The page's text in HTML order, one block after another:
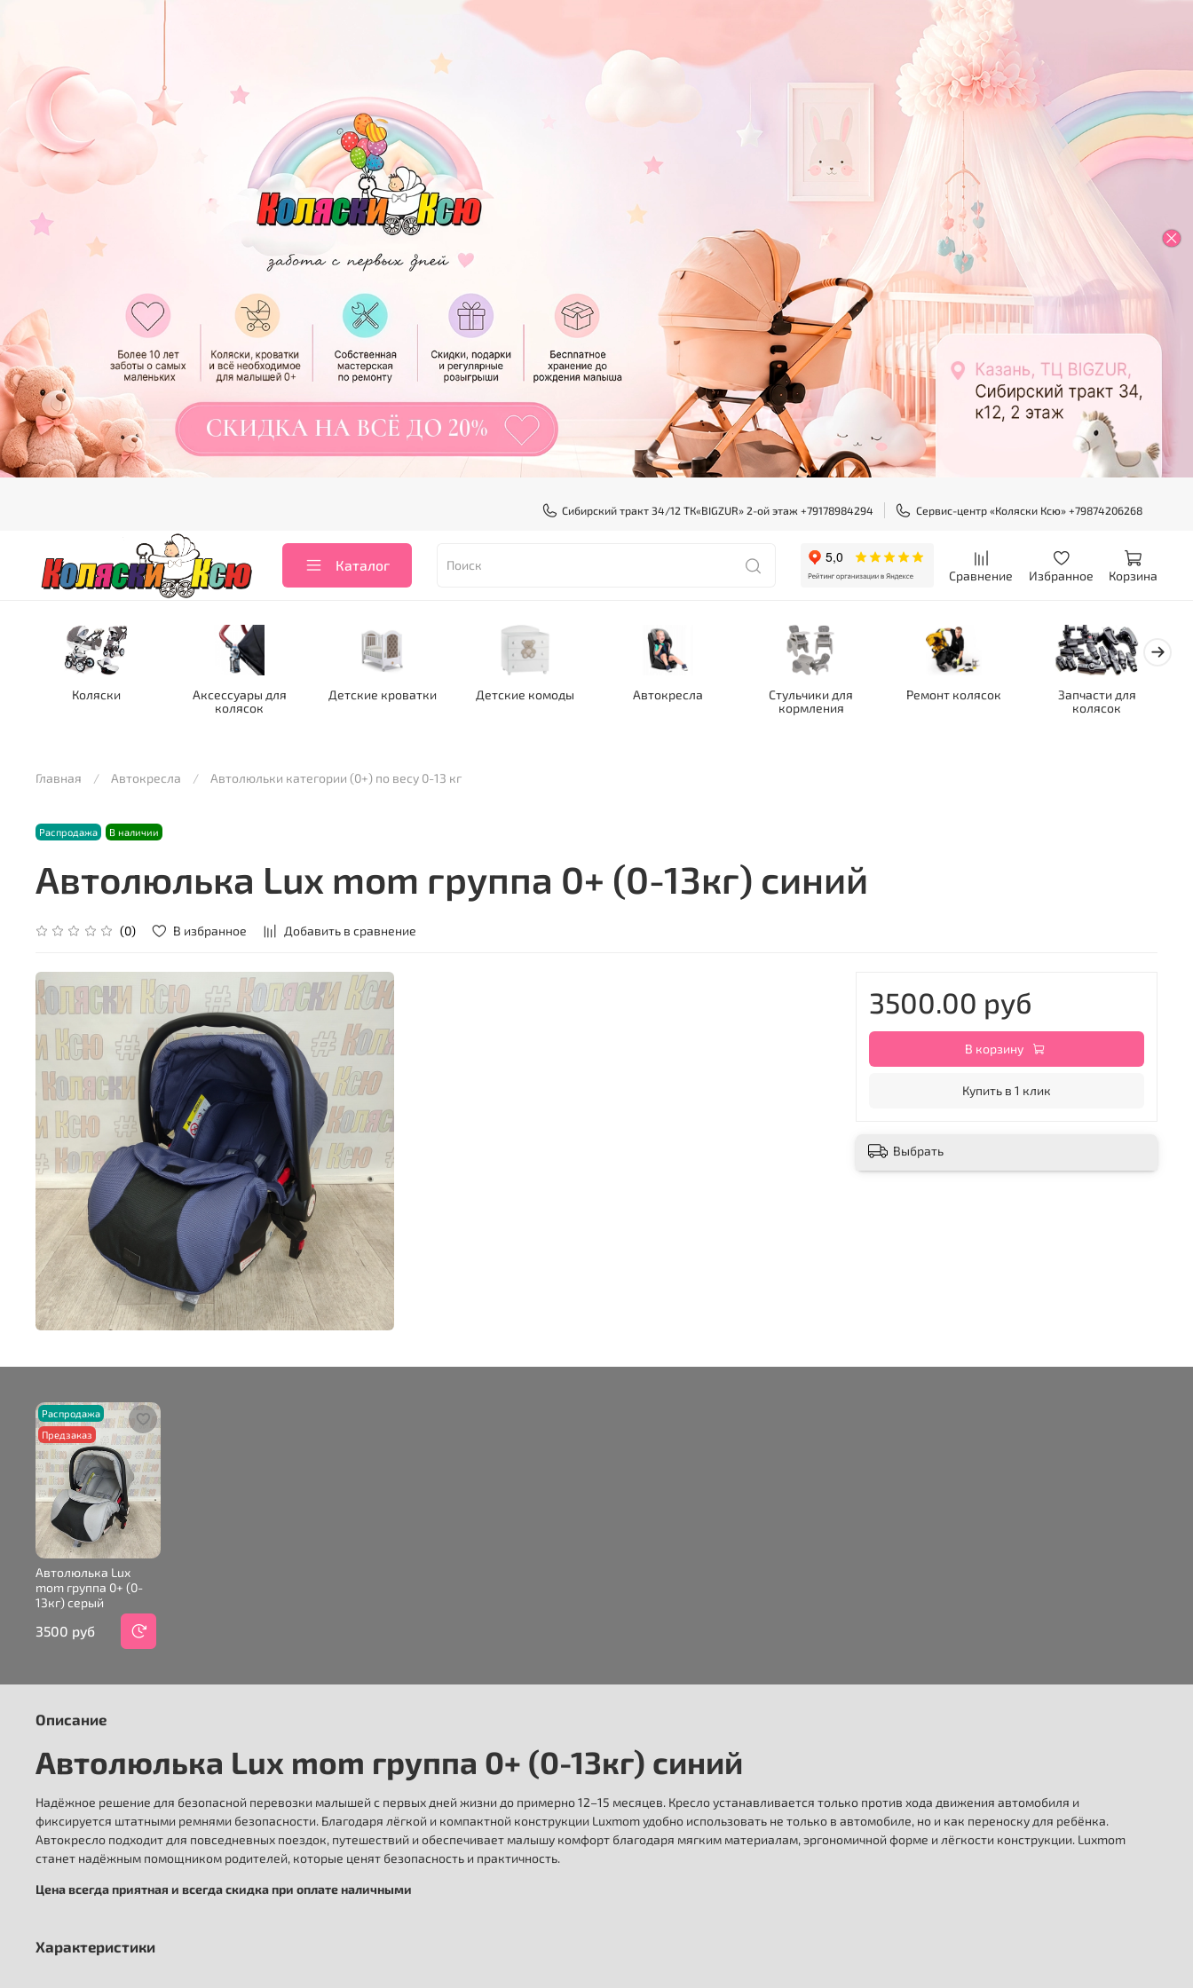
Сибирский тракт 34/12 ТК«BIGZUR» 2-ой этаж +79178984294 Сервис-центр «Коляски Ксю» +79874206268
Каталог
Сравнение Избранное Корзина
Коляски
Аксессуары для
колясок
Детские кроватки Детские комоды Автокресла
Стульчики для
кормления
Ремонт колясок
Запчасти для
колясок
Главная Автокресла Автолюльки категории (0+) по весу 0-13 кг
Распродажа В наличии
Автолюлька Lux mom группа 0+ (0-13кг) синий
(0) В избранное Добавить в сравнение
3500.00 руб
В корзину
Купить в 1 клик
Выбрать
Распродажа
Предзаказ
Автолюлька Lux
mom группа 0+ (0-
13кг) серый
3500 руб
Описание
Автолюлька Lux mom группа 0+ (0-13кг) синий
Надёжное решение для безопасной перевозки малышей с первых дней жизни до примерно 12–15 месяцев. Кресло устанавливается только против хода движения автомобиля и
фиксируется штатными ремнями безопасности. Благодаря лёгкой и компактной конструкции Luxmom удобно использовать не только в автомобиле, но и как переноску для ребёнка.
Автокресло подходит для повседневных поездок, путешествий и обеспечивает малышу комфорт благодаря мягким материалам, эргономичной форме и лёгкости конструкции. Luxmom
станет надёжным помощником родителей, которые ценят безопасность и практичность.
Цена всегда приятная и всегда скидка при оплате наличными
Характеристики